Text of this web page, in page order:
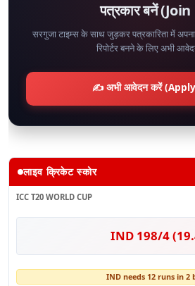
पत्रकार बनें
सरगुजा टाइम्स के साथ जुड़कर पत्रकारिता में अपना
रिपोर्टर बनने के लिए अभी
✍️ अभी आवेदन करें
लाइव क्रिकेट स्कोर
ICC T20 WORLD CUP
IND 198/4
IND needs 12 runs in 2